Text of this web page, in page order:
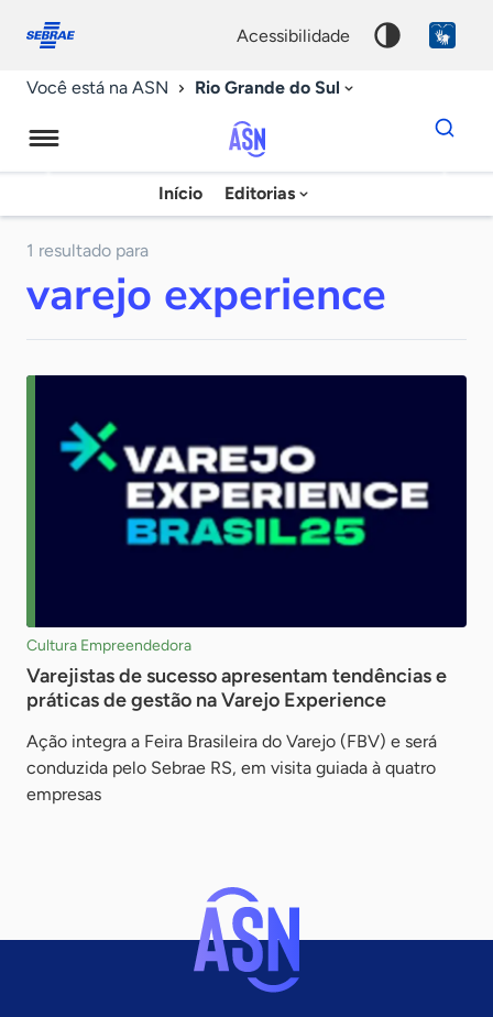
conosco
acessibilidade
Você está na ASN Rio Grande do Sul
Agência
Sebrae
Notícias
Início Editorias
Dados
para
chave
1 resultado para
varejo experience
Cultura Empreendedora
Varejistas de sucesso apresentam tendências e
práticas de gestão na Varejo Experience
Ação integra a Feira Brasileira do Varejo (FBV) e será
conduzida pelo Sebrae RS, em visita guiada à quatro
empresas